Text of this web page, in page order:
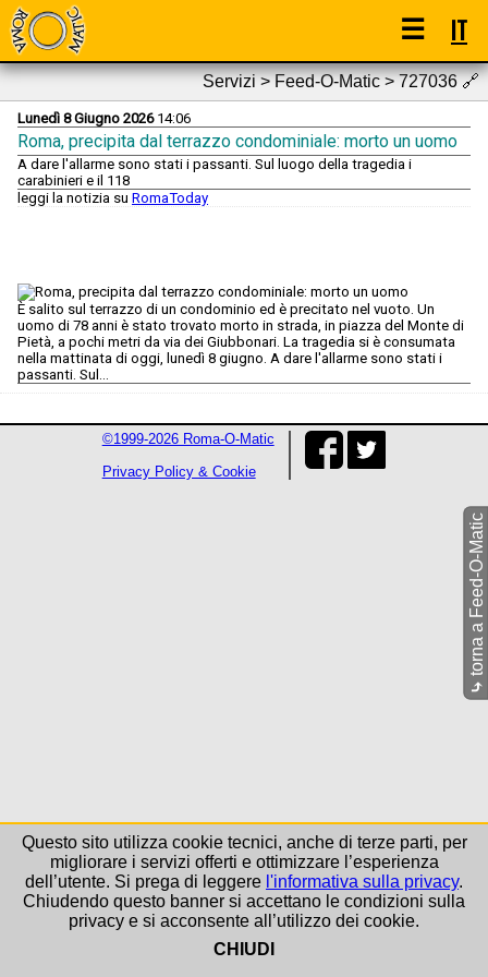
☰ IT
Servizi > Feed-O-Matic > 727036🔗
Lunedì 8 Giugno 202614:06
Roma, precipita dal terrazzo condominiale: morto un uomo
A dare l'allarme sono stati i passanti. Sul luogo della tragedia i
carabinieri e il 118
leggi la notizia su RomaToday
È salito sul terrazzo di un condominio ed è precitato nel vuoto. Un
uomo di 78 anni è stato trovato morto in strada, in piazza del Monte di
Pietà, a pochi metri da via dei Giubbonari. La tragedia si è consumata
nella mattinata di oggi, lunedì 8 giugno. A dare l'allarme sono stati i
passanti. Sul...
⤷
torna a Feed-O-Matic
©1999-2026 Roma-O-Matic
Privacy Policy & Cookie
Questo sito utilizza cookie tecnici, anche di terze parti, per
migliorare i servizi offerti e ottimizzare l’esperienza
dell’utente. Si prega di leggere l'informativa sulla privacy.
Chiudendo questo banner si accettano le condizioni sulla
privacy e si acconsente all’utilizzo dei cookie.
CHIUDI